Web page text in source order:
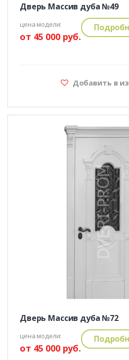
Дверь Массив дуба №49
цена модели:
от 45 000 руб.
Добавить в
Дверь Массив дуба №72
цена модели:
от 45 000 руб.